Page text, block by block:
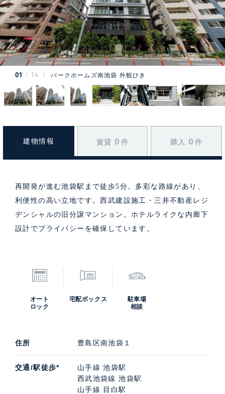
01 14 パークホームズ南池袋 外観ひき
建物情報 賃貸 0 件 購入 0 件
再開発が進む池袋駅まで徒歩5分。多彩な路線があり、
利便性の高い立地です。西武建設施工・三井不動産レジ
デンシャルの旧分譲マンション。ホテルライクな内廊下
設計でプライバシーを確保しています。
オート
ロック
宅配ボックス
駐車場
相談
住所 豊島区南池袋１
交通/駅徒歩*
山手線 池袋駅
西武池袋線 池袋駅
山手線 目白駅